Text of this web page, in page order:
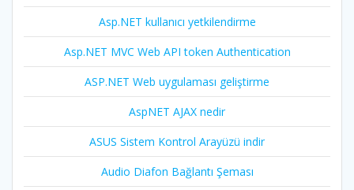
Asp.NET kullanıcı yetkilendirme
Asp.NET MVC Web API token Authentication
ASP.NET Web uygulaması geliştirme
AspNET AJAX nedir
ASUS Sistem Kontrol Arayüzü indir
Audio Diafon Bağlantı Şeması